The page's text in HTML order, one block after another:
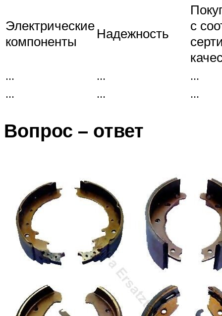
Электрические
компоненты
Надежность
с
…
…
…
…
… …
Вопрос – ответ